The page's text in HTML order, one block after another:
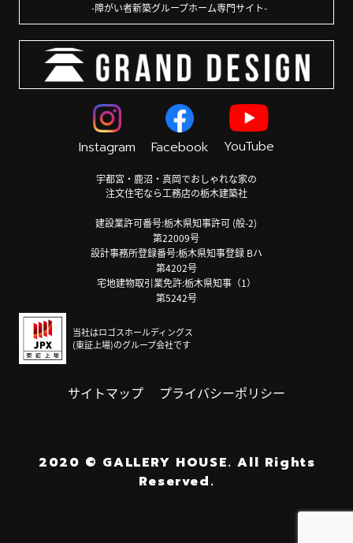
障がい者新築グループホーム専門サイト
Instagram Facebook YouTube
宇都宮・鹿沼・真岡でおしゃれな家の
注文住宅なら工務店の栃木建築社
建設業許可番号:栃木県知事許可 (般-2)
第22009号
設計事務所登録番号:栃木県知事登録 Bハ
第4202号
宅地建物取引業免許:栃木県知事（1）
第5242号
当社はロゴスホールディングス
(東証上場)のグループ会社です
サイトマップ プライバシーポリシー
2020 © GALLERY HOUSE. All Rights
Reserved.